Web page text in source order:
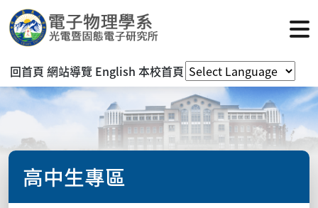
回首頁 網站導覽 English 本校首頁
高中生專區